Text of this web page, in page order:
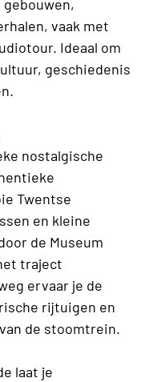
vaak met
Ideaal om
geschiedenis
nostalgische
Twentse
en kleine
de Museum
traject
ervaar je de
rijtuigen en
de stoomtrein.
laat je